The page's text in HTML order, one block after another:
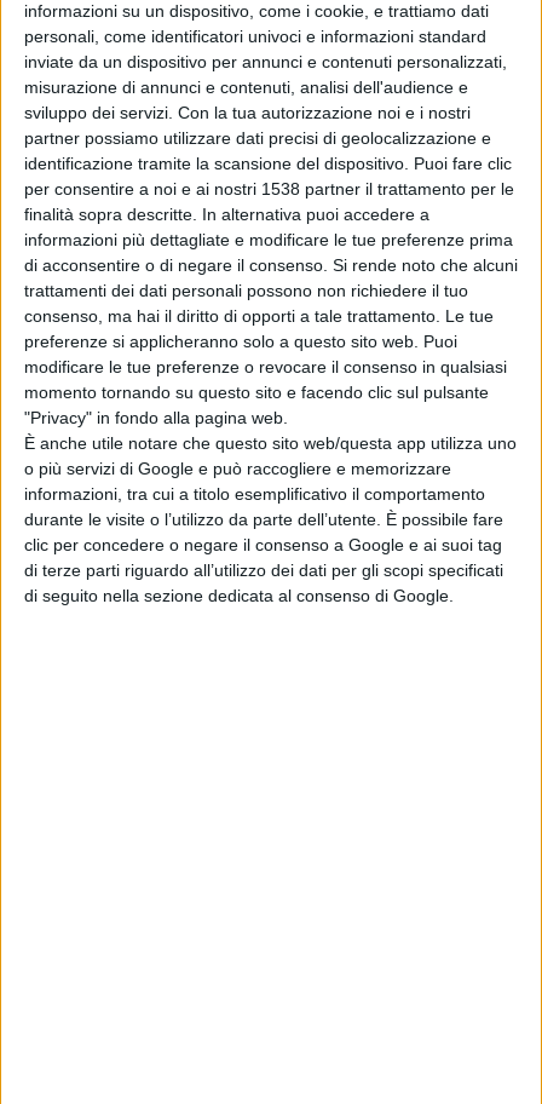
informazioni su un dispositivo, come i cookie, e trattiamo dati
personali, come identificatori univoci e informazioni standard
inviate da un dispositivo per annunci e contenuti personalizzati,
misurazione di annunci e contenuti, analisi dell'audience e
sviluppo dei servizi. Con la tua autorizzazione noi e i nostri
partner possiamo utilizzare dati precisi di geolocalizzazione e
identificazione tramite la scansione del dispositivo. Puoi fare clic
per consentire a noi e ai nostri 1538 partner il trattamento per le
finalità sopra descritte. In alternativa puoi accedere a
informazioni più dettagliate e modificare le tue preferenze prima
di acconsentire o di negare il consenso. Si rende noto che alcuni
trattamenti dei dati personali possono non richiedere il tuo
consenso, ma hai il diritto di opporti a tale trattamento. Le tue
preferenze si applicheranno solo a questo sito web. Puoi
modificare le tue preferenze o revocare il consenso in qualsiasi
momento tornando su questo sito e facendo clic sul pulsante
"Privacy" in fondo alla pagina web.
È anche utile notare che questo sito web/questa app utilizza uno
o più servizi di Google e può raccogliere e memorizzare
informazioni, tra cui a titolo esemplificativo il comportamento
durante le visite o l’utilizzo da parte dell’utente. È possibile fare
clic per concedere o negare il consenso a Google e ai suoi tag
di terze parti riguardo all’utilizzo dei dati per gli scopi specificati
di seguito nella sezione dedicata al consenso di Google.
Solidarietà post incendio: grande successo
ma necessarie alcune precisazioni
ATTUALITÀ